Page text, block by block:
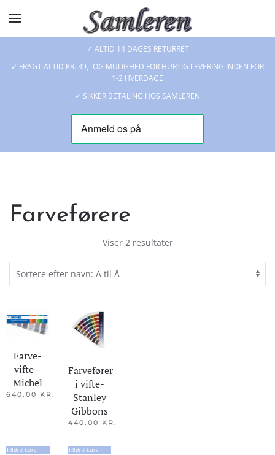
Skip to main content
✓ ALTID 14 DAGES RETURRET
✓ FRAGT ALTID KR. 39,- OG MULIGHED FOR HURTIG LEVERING INDEN FOR
1-2 HVERDAGE
✓ SIKKER BETALING HOS SAMLEREN
Farveførere
Viser 2 resultater
Farve-
vifte –
Michel
640.00 KR.
Tilføj til kurv
Farvefører
i vifte-
Stanley
Gibbons
440.00 KR.
Tilføj til kurv